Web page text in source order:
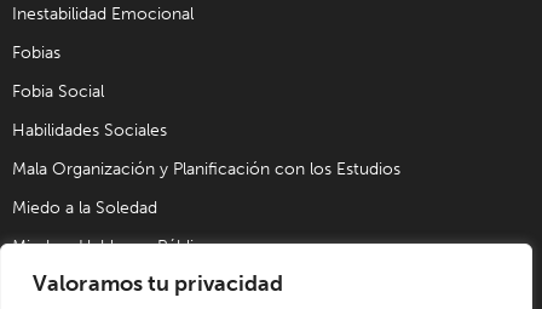
Valoramos tu privacidad
Inestabilidad Emocional
Fobias
Fobia Social
Habilidades Sociales
Mala Organización y Planificación con los Estudios
Miedo a la Soledad
Miedo a Hablar en Público
Problemas de Pareja